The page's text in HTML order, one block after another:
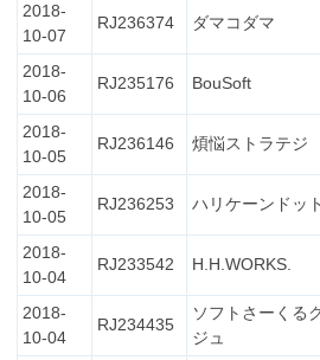
2018-
10-07
RJ236374 ダマコダマ
2018-
10-06
RJ235176 BouSoft
2018-
10-05
RJ236146 煩悩ストラテジ
2018-
10-05
RJ236253 ハリケーンドッ
2018-
10-04
RJ233542 H.H.WORKS.
2018-
10-04
RJ234435
ソフトさーくる
ジュ